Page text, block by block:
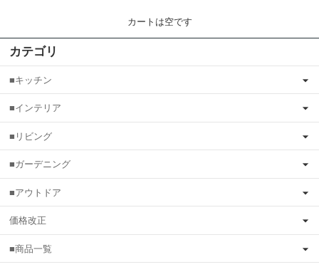
カートは空です
カテゴリ
■キッチン
■インテリア
■リビング
■ガーデニング
■アウトドア
価格改正
■商品一覧